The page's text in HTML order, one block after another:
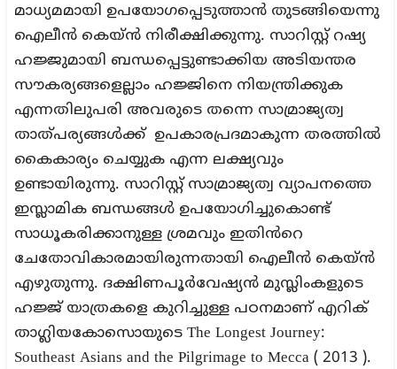
മാധ്യമമായി ഉപയോഗപ്പെടുത്താൻ തുടങ്ങിയെന്നു
ഐലീൻ കെയ്ൻ നിരീക്ഷിക്കുന്നു. സാറിസ്റ്റ് റഷ്യ
ഹജ്ജുമായി ബന്ധപ്പെട്ടുണ്ടാക്കിയ അടിയന്തര
സൗകര്യങ്ങളെല്ലാം ഹജ്ജിനെ നിയന്ത്രിക്കുക
എന്നതിലുപരി അവരുടെ തന്നെ സാമ്രാജ്യത്വ
താത്പര്യങ്ങൾക്ക് ഉപകാരപ്രദമാകുന്ന തരത്തിൽ
കൈകാര്യം ചെയ്യുക എന്ന ലക്ഷ്യവും
ഉണ്ടായിരുന്നു. സാറിസ്റ്റ് സാമ്രാജ്യത്വ വ്യാപനത്തെ
ഇസ്ലാമിക ബന്ധങ്ങൾ ഉപയോഗിച്ചുകൊണ്ട്
സാധൂകരിക്കാനുള്ള ശ്രമവും ഇതിൻറെ
ചേതോവികാരമായിരുന്നതായി ഐലീൻ കെയ്ൻ
എഴുതുന്നു. ദക്ഷിണപൂർവേഷ്യൻ മുസ്ലിംകളുടെ
ഹജ്ജ് യാത്രകളെ കുറിച്ചുള്ള പഠനമാണ് എറിക്
താഗ്ലിയകോസൊയുടെ The Longest Journey:
Southeast Asians and the Pilgrimage to Mecca ( 2013 ).